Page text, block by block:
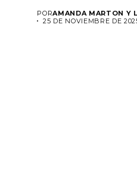
PORAMANDA MARTON Y
25 DE NOVIEMBRE DE